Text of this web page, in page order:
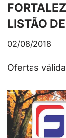
LISTÃO
02/08/2018
Ofertas